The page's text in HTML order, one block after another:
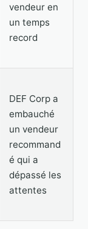
vendeur en
un temps
record
DEF Corp a
embauché
un vendeur
recommand
é qui a
dépassé les
attentes